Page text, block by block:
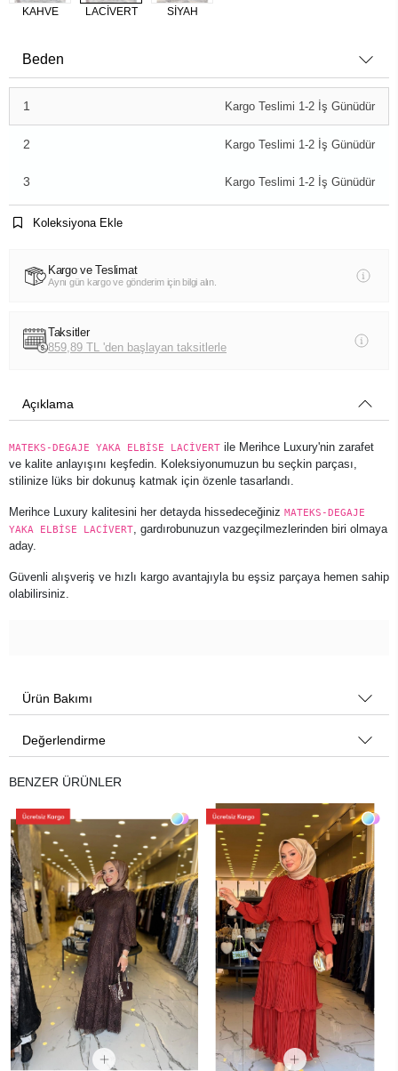
KAHVE LACİVERT SİYAH
Beden
1 Kargo Teslimi 1-2 İş Günüdür
2 Kargo Teslimi 1-2 İş Günüdür
3 Kargo Teslimi 1-2 İş Günüdür
Koleksiyona Ekle
Kargo ve Teslimat
Aynı gün kargo ve gönderim için bilgi alın.
Taksitler
859,89 TL 'den başlayan taksitlerle
Açıklama
MATEKS-DEGAJE YAKA ELBİSE LACİVERT ile Merihce Luxury'nin zarafet
ve kalite anlayışını keşfedin. Koleksiyonumuzun bu seçkin parçası,
stilinize lüks bir dokunuş katmak için özenle tasarlandı.
Merihce Luxury kalitesini her detayda hissedeceğiniz MATEKS-DEGAJE
YAKA ELBİSE LACİVERT , gardırobunuzun vazgeçilmezlerinden biri olmaya
aday.
Güvenli alışveriş ve hızlı kargo avantajıyla bu eşsiz parçaya hemen sahip
olabilirsiniz.
Ürün Bakımı
Değerlendirme
BENZER ÜRÜNLER